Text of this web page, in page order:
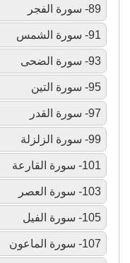
89- سورة الفجر
91- سورة الشمس
93- سورة الضحى
95- سورة التين
97- سورة القدر
99- سورة الزلزلة
101- سورة القارعة
103- سورة العصر
105- سورة الفيل
107- سورة الماعون